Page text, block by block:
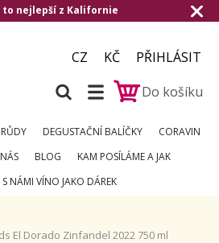
CZ KČ
PŘIHLÁSIT
Do košíku
DEGUSTAČNÍ BALÍČKY
CORAVIN
BLOG
KAM POSÍLÁME A JAK
S NÁMI VÍNO JAKO DÁREK
El Dorado Zinfandel 2022 750 ml